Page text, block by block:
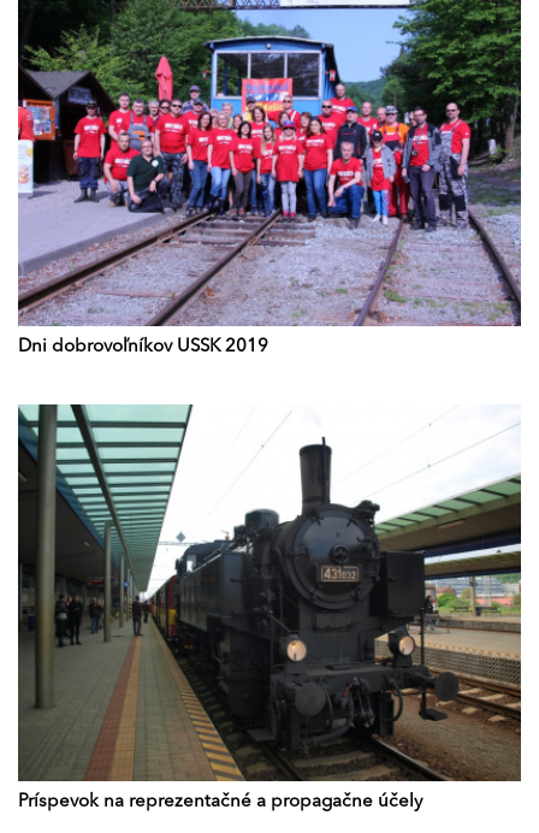
Dni dobrovoľníkov USSK 2019
Príspevok na reprezentačné a propagačne účely